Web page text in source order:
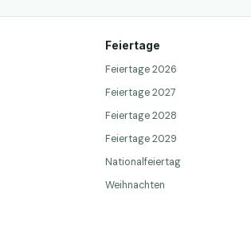
Feiertage
Feiertage 2026
Feiertage 2027
Feiertage 2028
Feiertage 2029
Nationalfeiertag
Weihnachten